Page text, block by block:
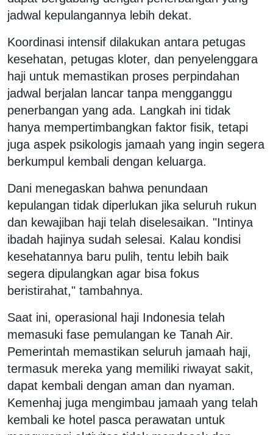
jadwal kepulangannya lebih dekat.
Koordinasi intensif dilakukan antara petugas
kesehatan, petugas kloter, dan penyelenggara
haji untuk memastikan proses perpindahan
jadwal berjalan lancar tanpa mengganggu
penerbangan yang ada. Langkah ini tidak
hanya mempertimbangkan faktor fisik, tetapi
juga aspek psikologis jamaah yang ingin segera
berkumpul kembali dengan keluarga.
Dani menegaskan bahwa penundaan
kepulangan tidak diperlukan jika seluruh rukun
dan kewajiban haji telah diselesaikan. "Intinya
ibadah hajinya sudah selesai. Kalau kondisi
kesehatannya baru pulih, tentu lebih baik
segera dipulangkan agar bisa fokus
beristirahat," tambahnya.
Saat ini, operasional haji Indonesia telah
memasuki fase pemulangan ke Tanah Air.
Pemerintah memastikan seluruh jamaah haji,
termasuk mereka yang memiliki riwayat sakit,
dapat kembali dengan aman dan nyaman.
Kemenhaj juga mengimbau jamaah yang telah
kembali ke hotel pasca perawatan untuk